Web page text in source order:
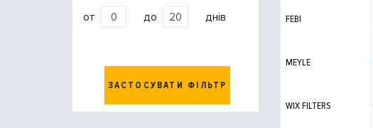
от до днів
ЗАСТОСУВАТИ ФІЛЬТР
FEBI
MEYLE
WIX FILTERS